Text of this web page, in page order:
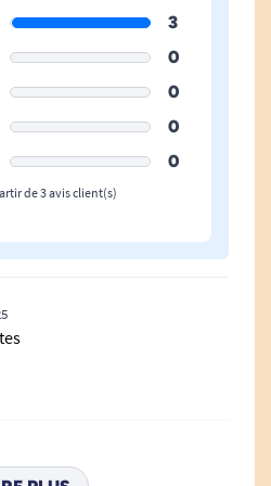
s'installer sur des
ou creuses (type
3
0
0
0
0
de 3 avis client(s)